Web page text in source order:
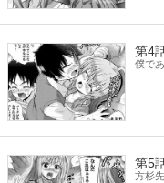
第4
僕で
第5
方杉